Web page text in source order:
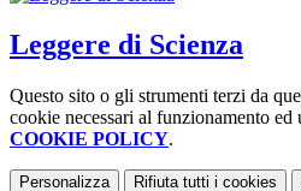
Leggere di Scienza
Questo sito o gli strumenti terzi da
cookie necessari al funzionamento
COOKIE POLICY.
Personalizza Rifiuta tutti i cookies